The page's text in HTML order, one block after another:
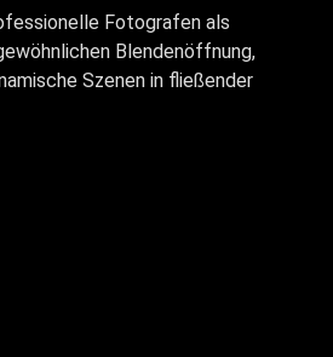
Fotografen als
Blendenöffnung,
Szenen in fließender